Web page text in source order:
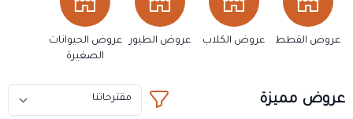
عروض القطط عروض الكلاب عروض الطيور
عروض الحيوانات
الصغيرة
عروض مميزة